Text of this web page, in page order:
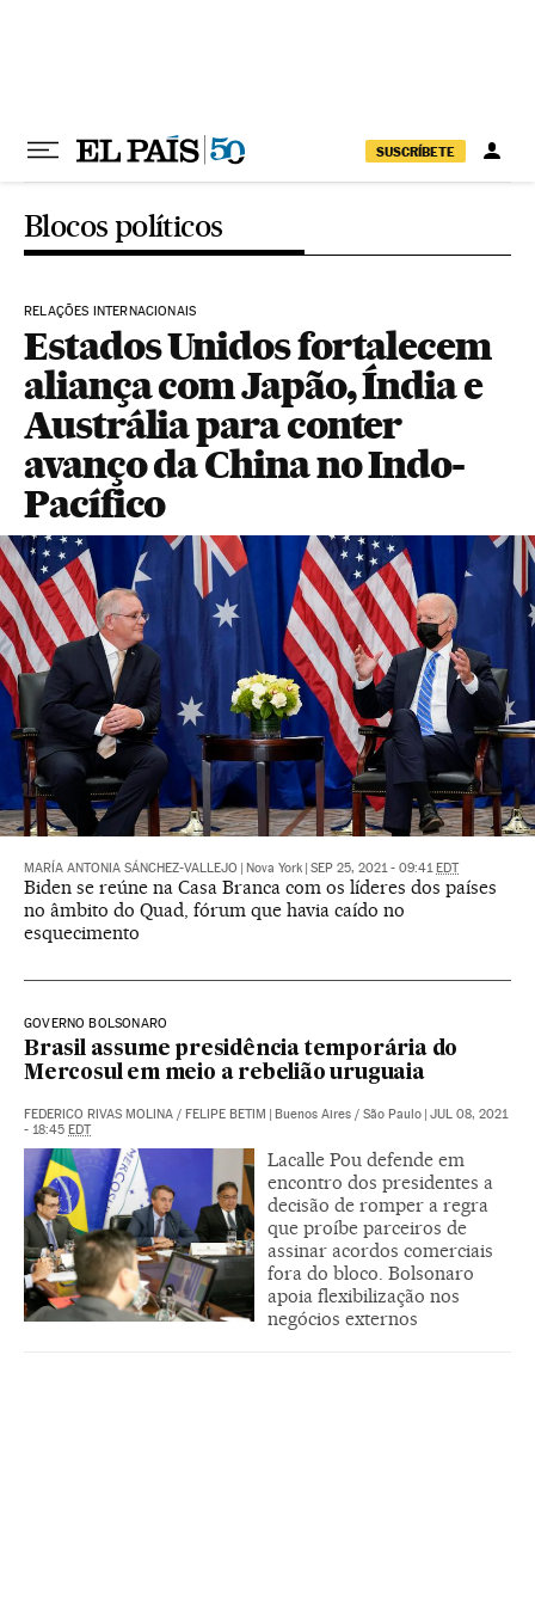
SUSCRÍBETE
Blocos políticos
RELAÇÕES INTERNACIONAIS
Estados Unidos fortalecem
aliança com Japão, Índia e
Austrália para conter
avanço da China no Indo-
Pacífico
MARÍA ANTONIA SÁNCHEZ-VALLEJO Nova York SEP 25, 2021 - 09:41 EDT
Biden se reúne na Casa Branca com os líderes dos países
no âmbito do Quad, fórum que havia caído no
esquecimento
GOVERNO BOLSONARO
Brasil assume presidência temporária do
Mercosul em meio a rebelião uruguaia
FEDERICO RIVAS MOLINA / FELIPE BETIM Buenos Aires / São Paulo JUL 08, 2021
- 18:45 EDT
Lacalle Pou defende em
encontro dos presidentes a
decisão de romper a regra
que proíbe parceiros de
assinar acordos comerciais
fora do bloco. Bolsonaro
apoia flexibilização nos
negócios externos